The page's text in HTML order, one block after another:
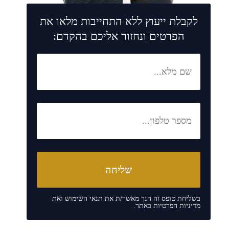
לקבלת ייעוץ ללא התחייבות מלאו את
הפרטים ונחזור אליכם בהקדם:
בשליחת טופס זה הנך מאשר/ת את תנאי השימושואת
מדיניות הפרטיותבאתר.